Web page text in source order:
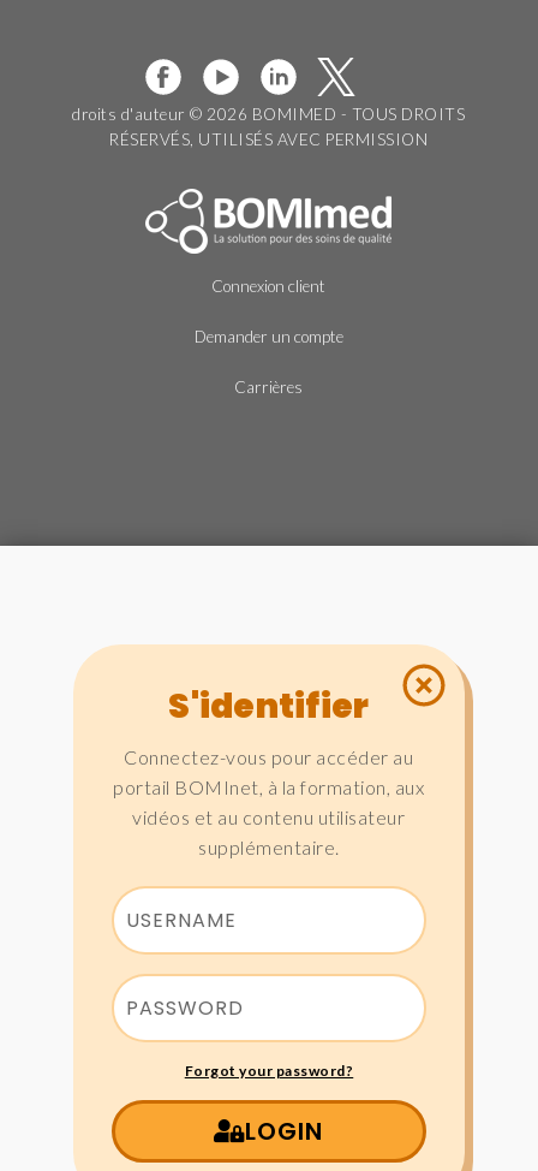
droits d'auteur © 2026 BOMIMED - TOUS DROITS
RÉSERVÉS, UTILISÉS AVEC PERMISSION
Connexion client
Demander un compte
Carrières
S'identifier
Connectez-vous pour accéder au
portail BOMInet, à la formation, aux
vidéos et au contenu utilisateur
supplémentaire.
Forgot your password?
LOGIN